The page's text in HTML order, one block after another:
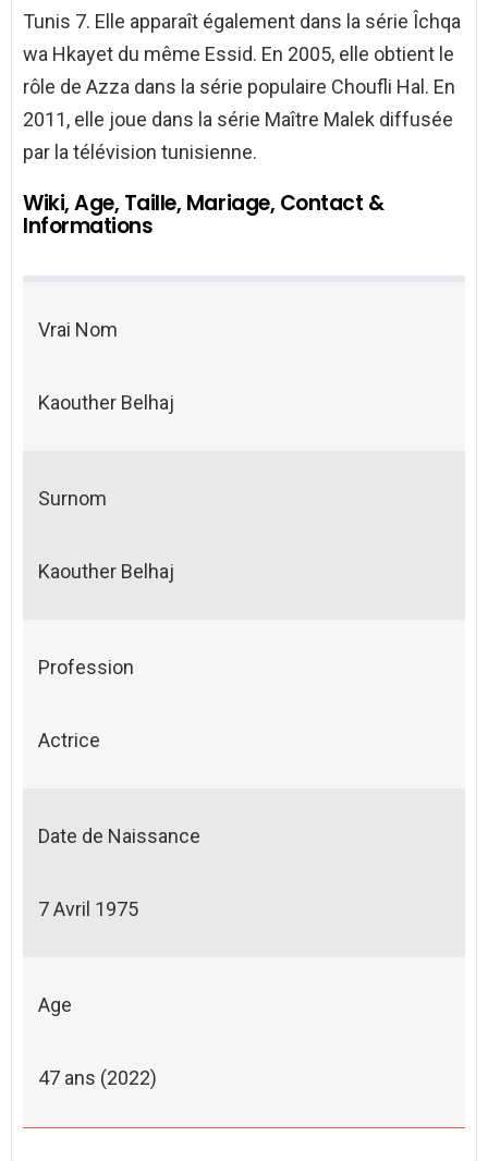
Tunis 7. Elle apparaît également dans la série Îchqa
wa Hkayet du même Essid. En 2005, elle obtient le
rôle de Azza dans la série populaire Choufli Hal. En
2011, elle joue dans la série Maître Malek diffusée
par la télévision tunisienne.
Wiki, Age, Taille, Mariage, Contact &
Informations
Vrai Nom
Kaouther Belhaj
Surnom
Kaouther Belhaj
Profession
Actrice
Date de Naissance
7 Avril 1975
Age
47 ans (2022)